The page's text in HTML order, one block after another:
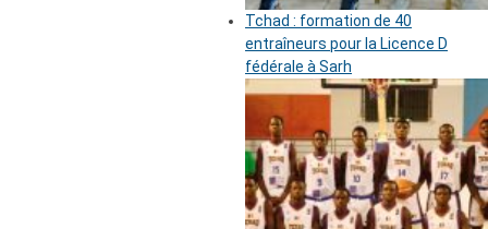
Tchad : formation de 40
entraîneurs pour la Licence D
fédérale à Sarh